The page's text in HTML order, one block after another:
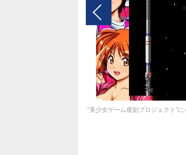
“美少女ゲーム復刻プロジェクト”